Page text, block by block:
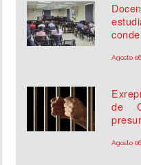
Agosto
de
Agosto